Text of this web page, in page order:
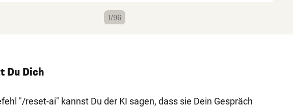
1/96
Du Dich
"/reset-ai" kannst Du der KI sagen, dass sie Dein Gespräch